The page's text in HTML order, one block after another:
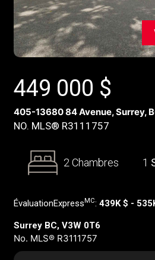
449 000 $
405-13680 84 Avenue, Surrey,
NO. MLS® R3111757
2 Chambres 1
ÉvaluationExpress MC: 439K $ -
Surrey BC, V3W 0T6
No. MLS® R3111757